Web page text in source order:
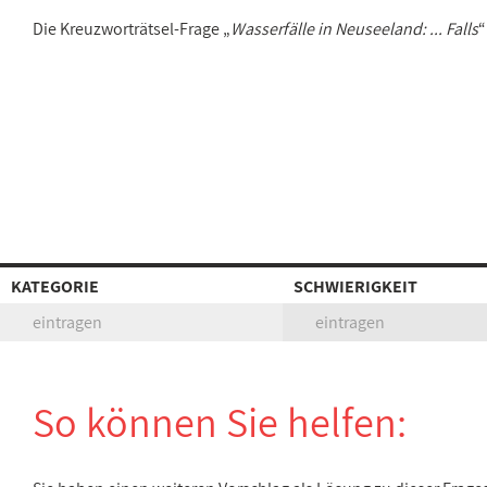
Die Kreuzworträtsel-Frage „Wasserfälle in Neuseeland: ... Falls
KATEGORIE
SCHWIERIGKEIT
eintragen
eintragen
So können Sie helfen: